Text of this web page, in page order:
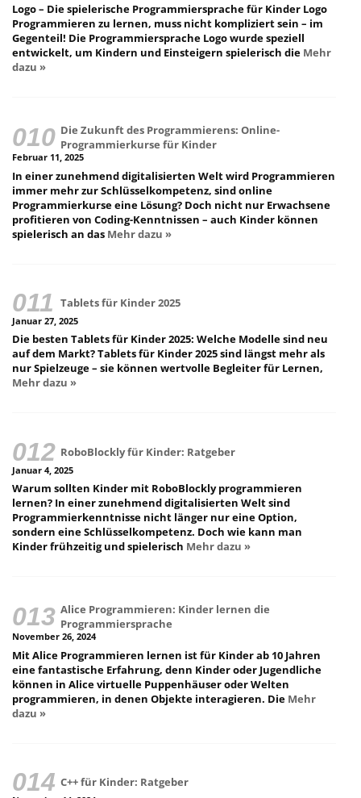
Logo – Die spielerische Programmiersprache für Kinder Logo
Programmieren zu lernen, muss nicht kompliziert sein – im
Gegenteil! Die Programmiersprache Logo wurde speziell
entwickelt, um Kindern und Einsteigern spielerisch die Mehr
dazu »
Die Zukunft des Programmierens: Online-
Programmierkurse für Kinder
Februar 11, 2025
In einer zunehmend digitalisierten Welt wird Programmieren
immer mehr zur Schlüsselkompetenz, sind online
Programmierkurse eine Lösung? Doch nicht nur Erwachsene
profitieren von Coding-Kenntnissen – auch Kinder können
spielerisch an das Mehr dazu »
Tablets für Kinder 2025
Januar 27, 2025
Die besten Tablets für Kinder 2025: Welche Modelle sind neu
auf dem Markt? Tablets für Kinder 2025 sind längst mehr als
nur Spielzeuge – sie können wertvolle Begleiter für Lernen,
Mehr dazu »
RoboBlockly für Kinder: Ratgeber
Januar 4, 2025
Warum sollten Kinder mit RoboBlockly programmieren
lernen? In einer zunehmend digitalisierten Welt sind
Programmierkenntnisse nicht länger nur eine Option,
sondern eine Schlüsselkompetenz. Doch wie kann man
Kinder frühzeitig und spielerisch Mehr dazu »
Alice Programmieren: Kinder lernen die
Programmiersprache
November 26, 2024
Mit Alice Programmieren lernen ist für Kinder ab 10 Jahren
eine fantastische Erfahrung, denn Kinder oder Jugendliche
können in Alice virtuelle Puppenhäuser oder Welten
programmieren, in denen Objekte interagieren. Die Mehr
dazu »
C++ für Kinder: Ratgeber